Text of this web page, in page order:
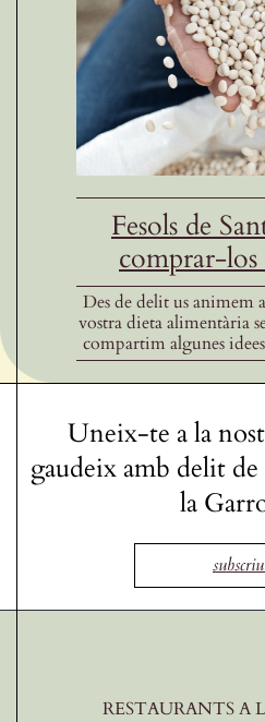
Fesols de
comprar-los
Des de delit us animem
vostra dieta alimentària
compartim algunes
Uneix-te a la
gaudeix amb delit
la
RESTAURANTS A